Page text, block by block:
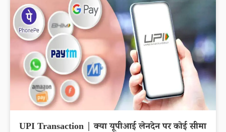
UPI Transaction | क्या यूपीआई लेनदेन पर कोई सीमा